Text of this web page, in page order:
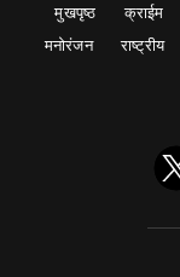
मुखपृष्ठ क्राईम
मनोरंजन
राष्ट्रीय